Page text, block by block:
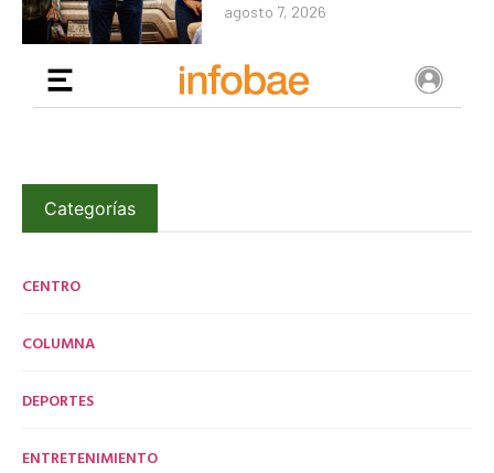
agosto 7, 2026
Categorías
CENTRO
COLUMNA
DEPORTES
ENTRETENIMIENTO